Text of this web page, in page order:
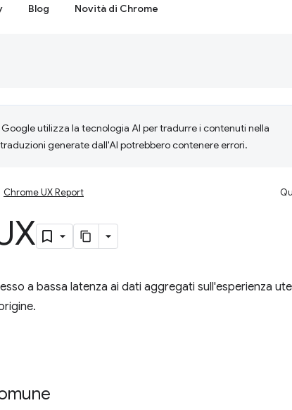
Blog Novità di Chrome
Google utilizza la tecnologia AI per tradurre i contenuti nella
generate dall'AI potrebbero contenere errori.
Chrome UX Report
a bassa latenza ai dati aggregati sull'esperienza